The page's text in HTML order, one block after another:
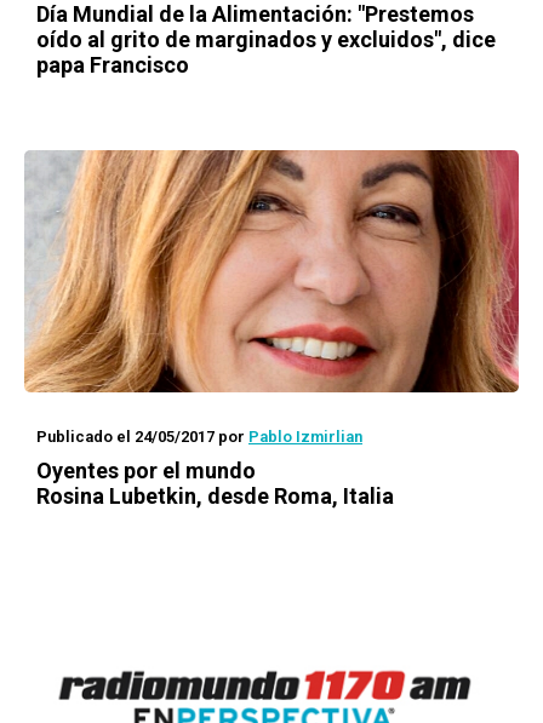
Día Mundial de la Alimentación: "Prestemos
oído al grito de marginados y excluidos", dice
papa Francisco
Publicado el 24/05/2017 por Pablo Izmirlian
Oyentes por el mundo
Rosina Lubetkin, desde Roma, Italia